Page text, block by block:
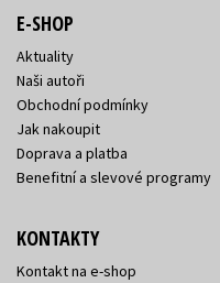
E-SHOP
Aktuality
Naši autoři
Obchodní podmínky
Jak nakoupit
Doprava a platba
Benefitní a slevové programy
KONTAKTY
Kontakt na e-shop